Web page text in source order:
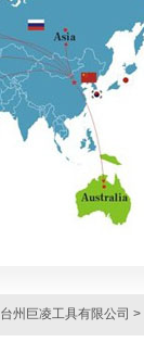
台州巨凌工具有限公司 >